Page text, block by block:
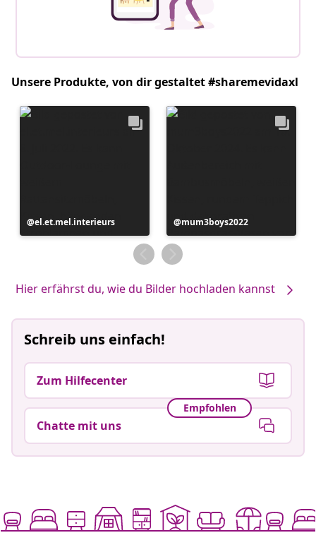
Unsere Produkte, von dir gestaltet #sharemevidaxl
Beitrag
veröffentlicht
el.et.mel.interieurs
Beitrag
veröffentlicht
von
mum3boys2022
Hier erfährst du, wie du Bilder hochladen kannst
Schreib uns einfach!
Zum Hilfecenter
Empfohlen
Chatte mit uns